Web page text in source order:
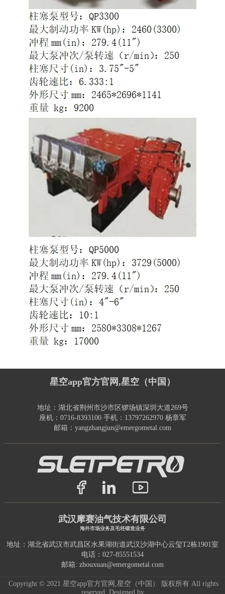
星空app官方官网,星空（中国）
地址：湖北省荆州市沙市区锣场镇深圳大道269号
座机：0716-8393100 手机：13797262970 杨章军
邮箱：yangzhangjun@emergometal.com
武汉摩赛油气技术有限公司
海外市场业务及毛坯锻造业务
地址：湖北省武汉市武昌区水果湖街道武汉沙湖中心云玺T2栋1901室
电话：027-85551534
邮箱: zhouxuan@emergometal.com
Copyright © 2021 星空app官方官网,星空（中国） 版权所有 All rights
reserved. Designed by